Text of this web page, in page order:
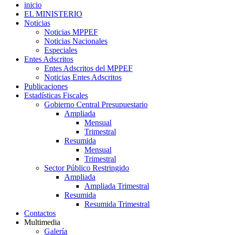
inicio
EL MINISTERIO
Noticias
Noticias MPPEF
Noticias Nacionales
Especiales
Entes Adscritos
Entes Adscritos del MPPEF
Noticias Entes Adscritos
Publicaciones
Estadísticas Fiscales
Gobierno Central Presupuestario
Ampliada
Mensual
Trimestral
Resumida
Mensual
Trimestral
Sector Público Restringido
Ampliada
Ampliada Trimestral
Resumida
Resumida Trimestral
Contactos
Multimedia
Galería